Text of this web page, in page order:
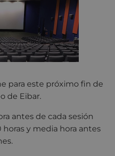
para este próximo fin de
de Eibar.
antes de cada sesión
horas y media hora antes